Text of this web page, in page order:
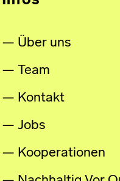
Über uns
Team
Kontakt
Jobs
Kooperationen